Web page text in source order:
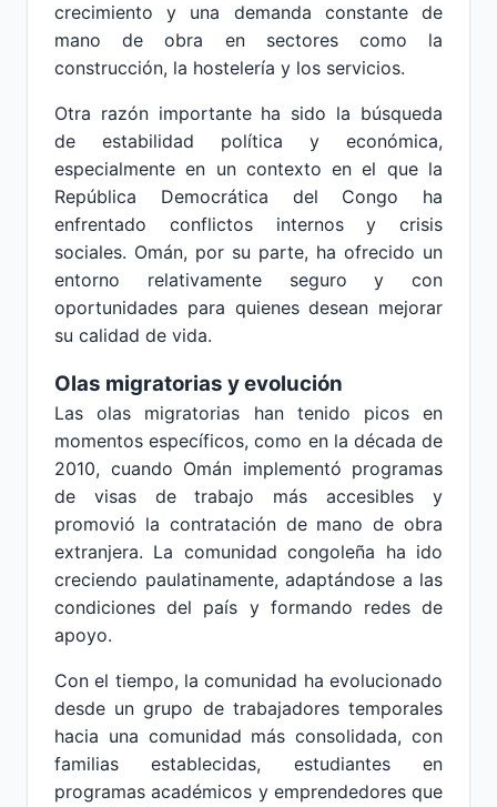
crecimiento y una demanda constante de
mano de obra en sectores como la
construcción, la hostelería y los servicios.
Otra razón importante ha sido la búsqueda
de estabilidad política y económica,
especialmente en un contexto en el que la
República Democrática del Congo ha
enfrentado conflictos internos y crisis
sociales. Omán, por su parte, ha ofrecido un
entorno relativamente seguro y con
oportunidades para quienes desean mejorar
su calidad de vida.
Olas migratorias y evolución
Las olas migratorias han tenido picos en
momentos específicos, como en la década de
2010, cuando Omán implementó programas
de visas de trabajo más accesibles y
promovió la contratación de mano de obra
extranjera. La comunidad congoleña ha ido
creciendo paulatinamente, adaptándose a las
condiciones del país y formando redes de
apoyo.
Con el tiempo, la comunidad ha evolucionado
desde un grupo de trabajadores temporales
hacia una comunidad más consolidada, con
familias establecidas, estudiantes en
programas académicos y emprendedores que